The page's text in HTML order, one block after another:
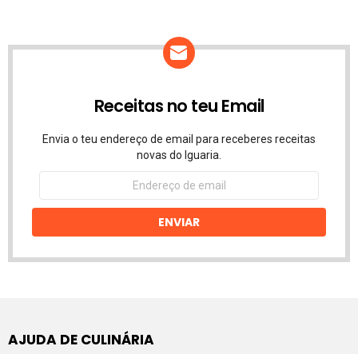
Receitas no teu Email
Envia o teu endereço de email para receberes receitas
novas do Iguaria.
Endereço
email
ENVIAR
AJUDA DE CULINÁRIA